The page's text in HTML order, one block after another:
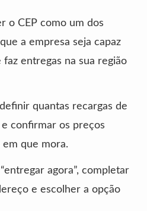
o CEP como um dos
a empresa seja capaz
entregas na sua região
quantas recargas de
confirmar os preços
que mora.
agora”, completar
e escolher a opção